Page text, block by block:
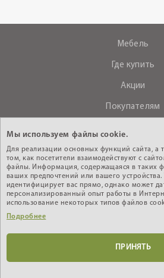
Мебель
Где купить
Акции
Покупателям
Контакты
+375 (29) 610-
Интернет -
Мы используем файлы cookie.
Для реализации основных функций сайта, а
том, как посетители взаимодействуют с
файлы. Информация, содержащаяся в таких
ваших предпочтений или вашего
идентифицирует вас прямо, однако может
персонализированный опыт работы в
использование некоторых типов файлов
Подробнее
ПРИНЯТЬ